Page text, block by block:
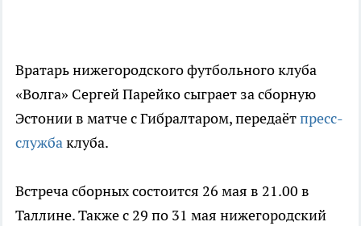
Вратарь нижегородского футбольного клуба
«Волга» Сергей Парейко сыграет за сборную
Эстонии в матче с Гибралтаром, передаётпресс-
службаклуба.
Встреча сборных состоится 26 мая в 21.00 в
Таллине. Также с 29 по 31 мая нижегородский